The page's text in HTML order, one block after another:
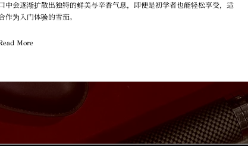
中会逐渐扩散出独特的鲜美与辛香气息，即便是初学者也能轻松享受，适
作为入门体验的雪茄。
More